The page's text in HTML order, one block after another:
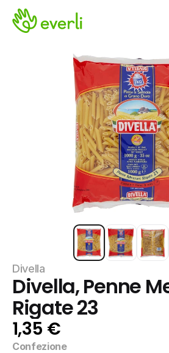
Divella
Divella, Penne
Rigate 23
1,35 €
Confezione